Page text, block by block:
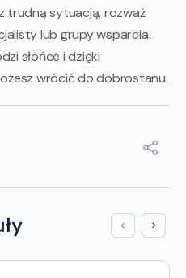
trudną sytuacją, rozważ
lub grupy wsparcia.
słońce i dzięki
wrócić do dobrostanu.